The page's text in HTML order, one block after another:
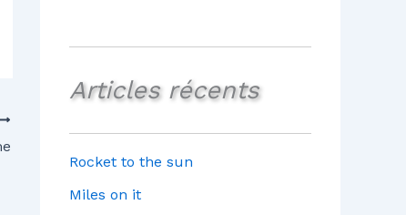
Articles récents
Rocket to the sun
Miles on it